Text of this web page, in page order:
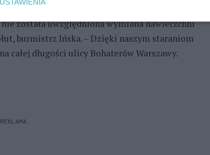
została uwzględniona wymiana nawierzchni
burmistrz Ińska. – Dzięki naszym staraniom
całej długości ulicy Bohaterów Warszawy.
REKLAMA